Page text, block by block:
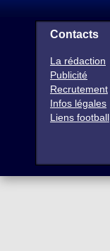
Contacts
La rédaction
Publicité
Recrutement
Infos légales
Liens football